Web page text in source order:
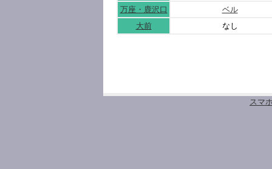
万座・鹿沢口
ベル
大前
なし
スマ